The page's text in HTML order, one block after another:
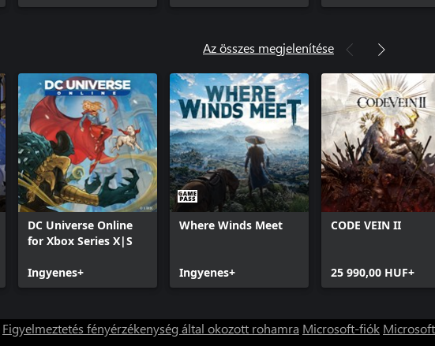
Az összes megjelenítése
DC Universe Online
for Xbox Series X|S
Ingyenes+
Where Winds Meet
Ingyenes+
CODE VEIN II
25 990,00 HUF+
Figyelmeztetés fényérzékenység által okozott rohamra Microsoft-fiók Microsoft